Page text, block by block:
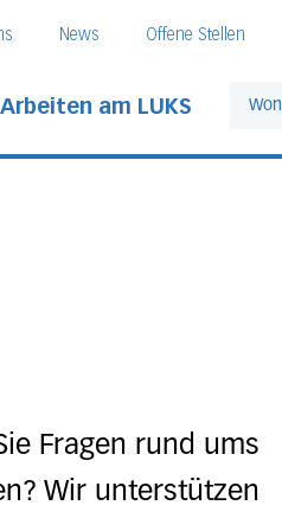
News Offene Stellen
Arbeiten am LUKS
Fragen rund ums
Wir unterstützen